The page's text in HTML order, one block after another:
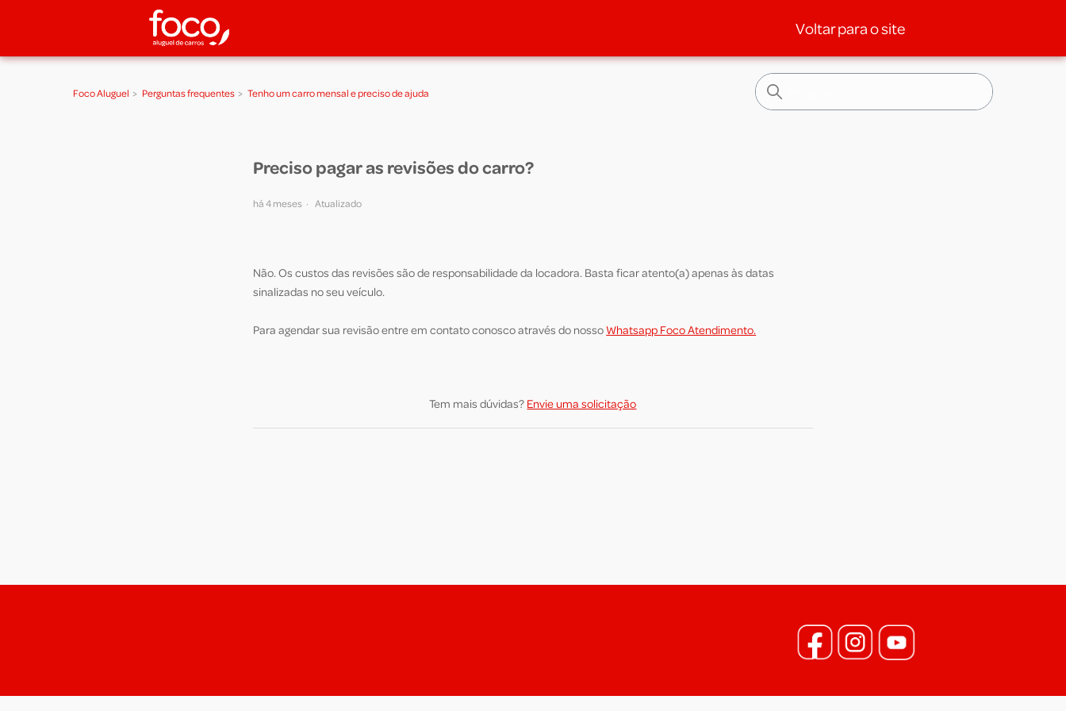
Voltar para o site
Foco Aluguel Perguntas frequentes Tenho um carro mensal e preciso de ajuda
Preciso pagar as revisões do carro?
há 4 meses Atualizado
Não. Os custos das revisões são de responsabilidade da locadora. Basta ficar atento(a) apenas às datas
sinalizadas no seu veículo.
Para agendar sua revisão entre em contato conosco através do nossoWhatsapp Foco Atendimento.
Tem mais dúvidas? Envie uma solicitação